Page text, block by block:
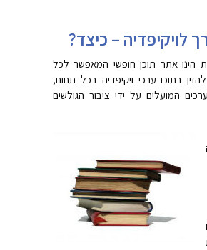
לויקיפדיה – כיצד?
הינו אתר תוכן חופשי המאפשר לכל
בתוכו ערכי ויקיפדיה בכל תחום,
המועלים על ידי ציבור הגולשים